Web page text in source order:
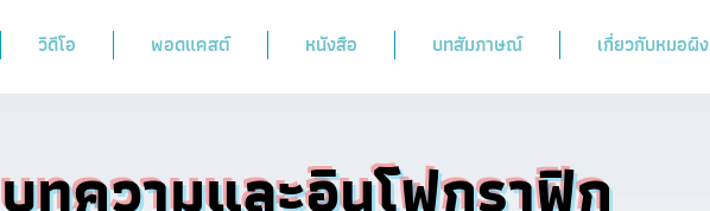
วิดีโอ พอดแคสต์ หนังสือ บทสัมภาษณ์ เกี่ยวกับหมอผิง
บทความและอินโฟกราฟิก